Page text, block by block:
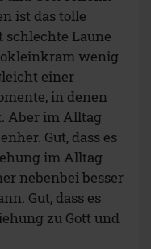
ist das tolle
schlechte Laune
wenig
einer
in denen
Aber im Alltag
Gut, dass es
im Alltag
nebenbei besser
Gut, dass es
zu Gott und